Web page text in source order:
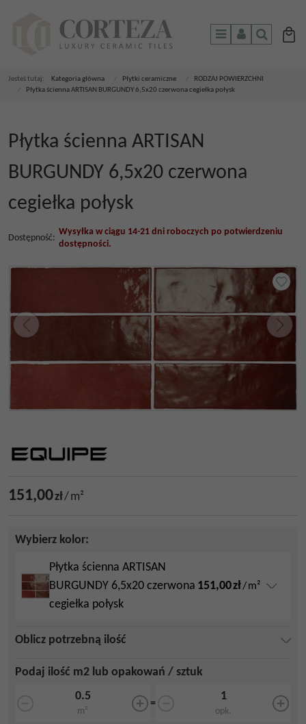
MenuPanelSzukaj
Jesteś tutaj: Kategoria główna Płytki ceramiczne
RODZAJ POWIERZCHNI
Płytka ścienna ARTISAN BURGUNDY 6,5x20 czerwona cegiełka połysk
Płytka ścienna ARTISAN
BURGUNDY 6,5x20 czerwona
cegiełka połysk
Dostępność:
Wysyłka w ciągu 14-21 dni roboczych po potwierdzeniu
dostępności.
151,00zł/m²
Wybierz kolor:
Płytka ścienna ARTISAN
BURGUNDY 6,5x20 czerwona
cegiełka połysk
151,00zł/m²
Oblicz potrzebną ilość
Podaj ilość m2 lub opakowań / sztuk
m²
=
opk.